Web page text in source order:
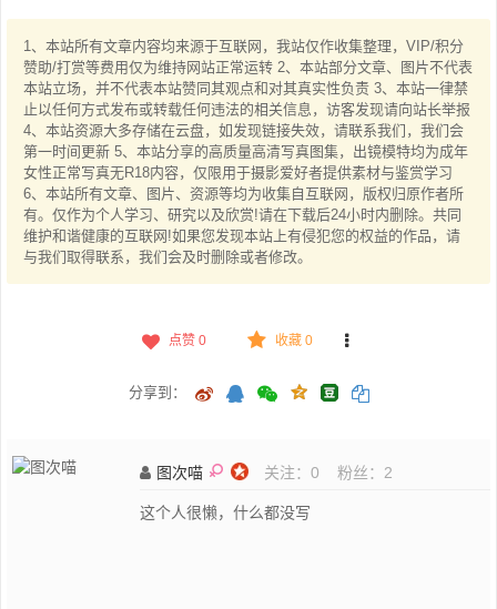
1、本站所有文章内容均来源于互联网，我站仅作收集整理，VIP/积分
赞助/打赏等费用仅为维持网站正常运转 2、本站部分文章、图片不代表
本站立场，并不代表本站赞同其观点和对其真实性负责 3、本站一律禁
止以任何方式发布或转载任何违法的相关信息，访客发现请向站长举报
4、本站资源大多存储在云盘，如发现链接失效，请联系我们，我们会
第一时间更新 5、本站分享的高质量高清写真图集，出镜模特均为成年
女性正常写真无R18内容，仅限用于摄影爱好者提供素材与鉴赏学习
6、本站所有文章、图片、资源等均为收集自互联网，版权归原作者所
有。仅作为个人学习、研究以及欣赏!请在下载后24小时内删除。共同
维护和谐健康的互联网!如果您发现本站上有侵犯您的权益的作品，请
与我们取得联系，我们会及时删除或者修改。
点赞 0 收藏 0
分享到：
图次喵 关注： 0 粉丝： 2
这个人很懒，什么都没写